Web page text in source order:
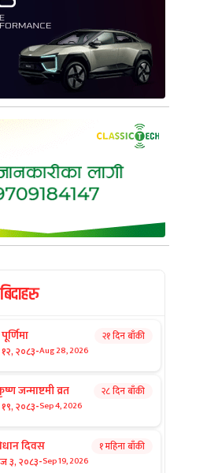
१२, २०८३-Aug 28, 2026
२१ दिन बाँकी
जन्माष्टमी व्रत
१९, २०८३-Sep 4, 2026
२८ दिन बाँकी
दिवस
३, २०८३-Sep 19, 2026
१ महिना बाँकी